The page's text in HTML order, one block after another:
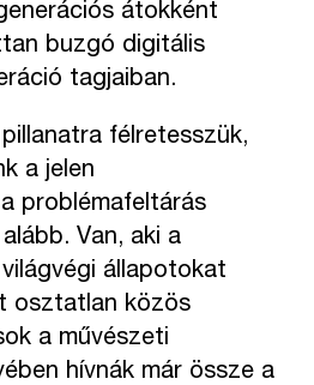
átokként
buzgó digitális
tagjaiban.
félretesszük,
a jelen
problémafeltárás
Van, aki a
állapotokat
osztatlan közös
a művészeti
hívnák már össze a